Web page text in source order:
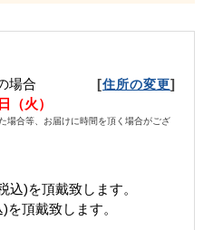
場合 [住所の変更]
（火）
場合等、お届けに時間を頂く場合がござ
込)を頂戴致します。
頂戴致します。